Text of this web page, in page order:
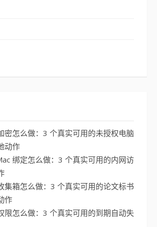
密怎么做：3 个真实可用的未授权电脑
动作
绑定怎么做：3 个真实可用的内网访
集箱怎么做：3 个真实可用的论文标书
作
限怎么做：3 个真实可用的到期自动失